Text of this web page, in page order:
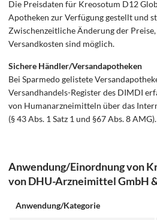
Die Preisdaten für Kreosotum D12
Apotheken zur Verfügung gestellt und
Zwischenzeitliche Änderung der Preise,
Versandkosten sind möglich.
Sichere Händler/Versandapotheken
Bei Sparmedo gelistete
Versandhandels-Register des DIMDI
von Humanarzneimitteln über das
(§ 43 Abs. 1 Satz 1 und §67 Abs. 8 AMG).
Anwendung/Einordnung von
von DHU-Arzneimittel GmbH
Anwendung/Kategorie